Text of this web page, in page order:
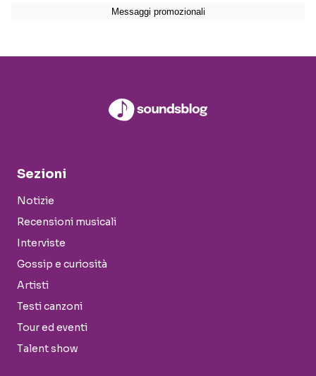
Sezioni
Notizie
Recensioni musicali
Interviste
Gossip e curiosità
Artisti
Testi canzoni
Tour ed eventi
Talent show